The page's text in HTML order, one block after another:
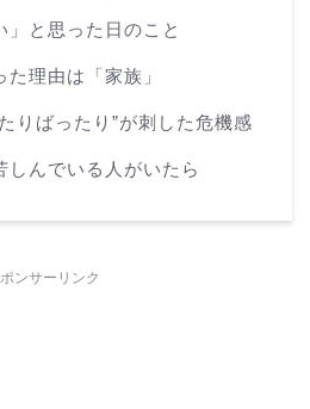
」と思った日のこと
理由は「家族」
りばったり”が刺した危機感
しんでいる人がいたら
ンサーリンク